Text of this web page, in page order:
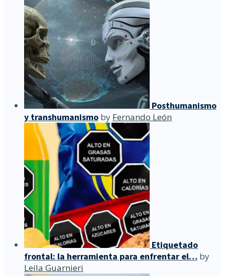
Posthumanismo
y transhumanismo by Fernando León
Etiquetado
frontal: la herramienta para enfrentar el… by
Leila Guarnieri